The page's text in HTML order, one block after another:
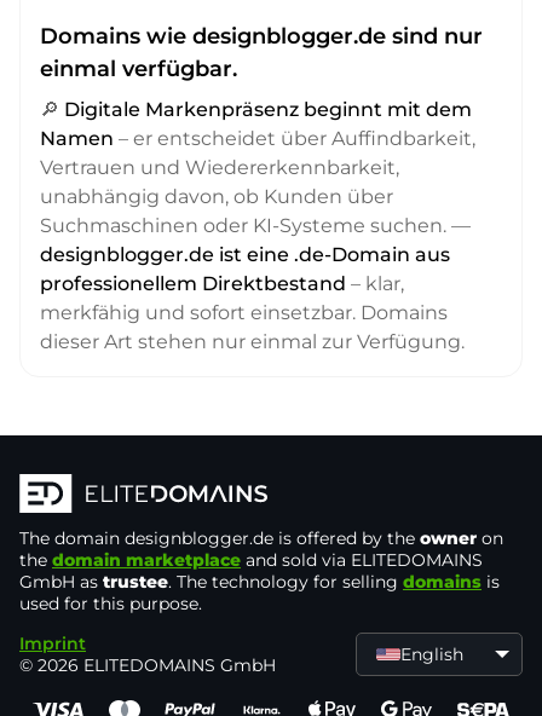
Domains wie designblogger.de sind nur
einmal verfügbar.
🔎 Digitale Markenpräsenz beginnt mit dem
Namen – er entscheidet über Auffindbarkeit,
Vertrauen und Wiedererkennbarkeit,
unabhängig davon, ob Kunden über
Suchmaschinen oder KI-Systeme suchen. —
designblogger.de ist eine .de-Domain aus
professionellem Direktbestand – klar,
merkfähig und sofort einsetzbar. Domains
dieser Art stehen nur einmal zur Verfügung.
The domain designblogger.de is offered by the owner on
the domain marketplace and sold via ELITEDOMAINS
GmbH as trustee. The technology for selling domains is
used for this purpose.
Imprint
© 2026 ELITEDOMAINS GmbH
English